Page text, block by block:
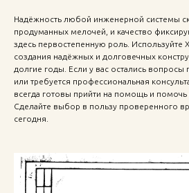
Надёжность любой инженерной системы
продуманных мелочей, и качество
здесь первостепенную роль.
создания надёжных и долговечных
долгие годы. Если у вас остались
или требуется профессиональная
всегда готовы прийти на помощь и помочь
Сделайте выбор в пользу проверенного
сегодня.